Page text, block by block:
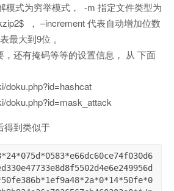
模式为穷举模式， -m 指定文件类型为
， –increment 代表自动增加位数
最大到9位 。
还有掩码等等的设置信息， 从 下面
doku.php?id=hashcat
doku.php?id=mask_attack
得到类似于